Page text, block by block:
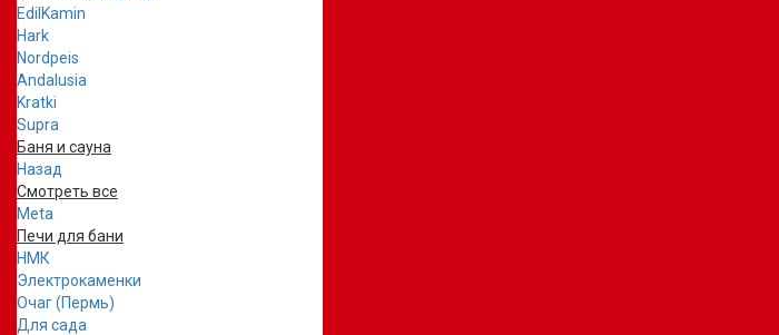
EdilKamin
Hark
Nordpeis
Andalusia
Kratki
Supra
Баня и сауна
Назад
Смотреть все
Meta
Печи для бани
НМК
Электрокаменки
Очаг (Пермь)
Для сада